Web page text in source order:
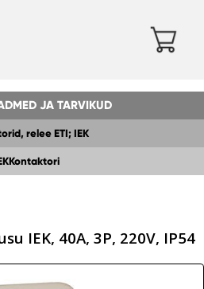
JA TARVIKUD
relee ETI; IEK
IEK, 40A, 3P, 220V, IP54